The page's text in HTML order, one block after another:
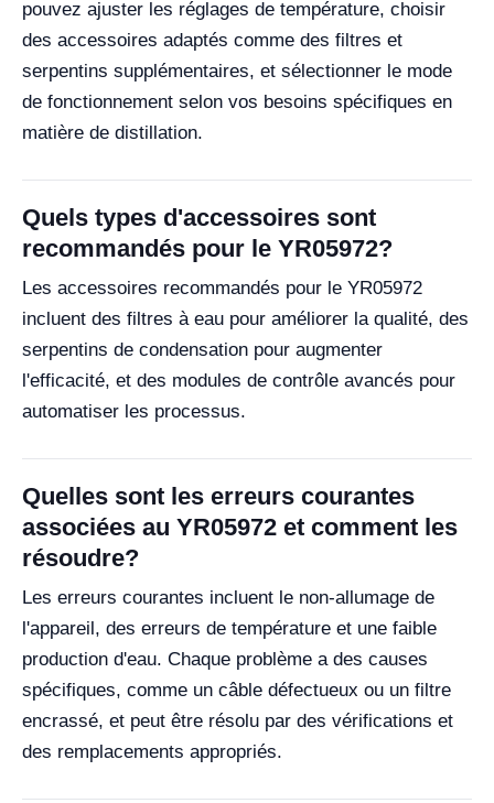
pouvez ajuster les réglages de température, choisir
des accessoires adaptés comme des filtres et
serpentins supplémentaires, et sélectionner le mode
de fonctionnement selon vos besoins spécifiques en
matière de distillation.
Quels types d'accessoires sont
recommandés pour le YR05972?
Les accessoires recommandés pour le YR05972
incluent des filtres à eau pour améliorer la qualité, des
serpentins de condensation pour augmenter
l'efficacité, et des modules de contrôle avancés pour
automatiser les processus.
Quelles sont les erreurs courantes
associées au YR05972 et comment les
résoudre?
Les erreurs courantes incluent le non-allumage de
l'appareil, des erreurs de température et une faible
production d'eau. Chaque problème a des causes
spécifiques, comme un câble défectueux ou un filtre
encrassé, et peut être résolu par des vérifications et
des remplacements appropriés.